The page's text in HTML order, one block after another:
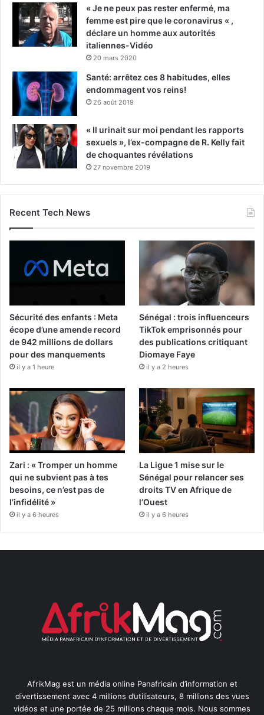
« Je ne peux pas rester enfermé, ma
femme est pire que le coronavirus « ,
déclare un homme aux autorités
italiennes-Vidéo
20 mars 2020
Santé: arrêtez ces 8 habitudes, elles
endommagent vos reins!
26 août 2019
« Il urinait sur moi pendant les rapports
sexuels », l’ex-compagne de R. Kelly fait
de choquantes révélations
27 novembre 2019
Recent Tech News
Sécurité des enfants : Meta
écope d’une amende record
de 942 millions de dollars
pour des manquements
il y a 1 heure
Sénégal : trois influenceurs
TikTok emprisonnés pour
des publications critiquant
Diomaye Faye
il y a 2 heures
Zari : « Tromper un homme
qui ne subvient pas à tes
besoins, ce n’est pas de
l’infidélité »
il y a 6 heures
La Ligue 1 mise sur le
Sénégal pour relancer ses
droits TV en Afrique de
l’Ouest
il y a 6 heures
AfrikMag est un média online Panafricain d’information et
divertissement avec 4 millions d’utilisateurs, 8 millions des vues
vidéos et une portée de 25 millions chaque mois. Nous sommes